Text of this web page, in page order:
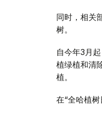
同时，相关
树。
自今年3月
植绿植和清
植。
在“全哈植树